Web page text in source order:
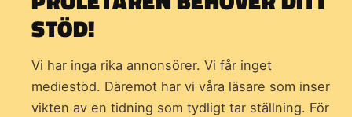
STÖD!
Vi har inga rika annonsörer. Vi får inget
mediestöd. Däremot har vi våra läsare som inser
vikten av en tidning som tydligt tar ställning. För